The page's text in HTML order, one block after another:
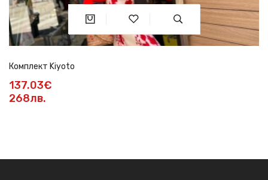
Комплект Kiyoto
137.03€
268лв.